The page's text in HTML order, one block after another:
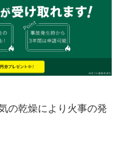
の乾燥により火事の発